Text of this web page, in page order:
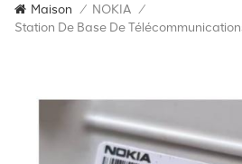
Maison / NOKIA /